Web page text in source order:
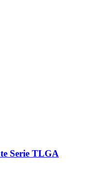
Serie TLGA